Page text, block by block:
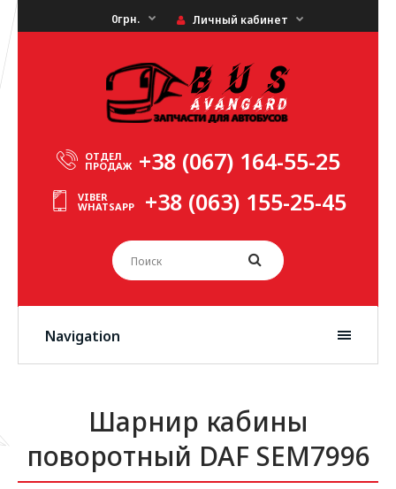
0грн. Личный кабинет
ОТДЕЛ
ПРОДАЖ +38 (067) 164-55-25
VIBER
WHATSAPP +38 (063) 155-25-45
Navigation
Шарнир кабины
поворотный DAF SEM7996